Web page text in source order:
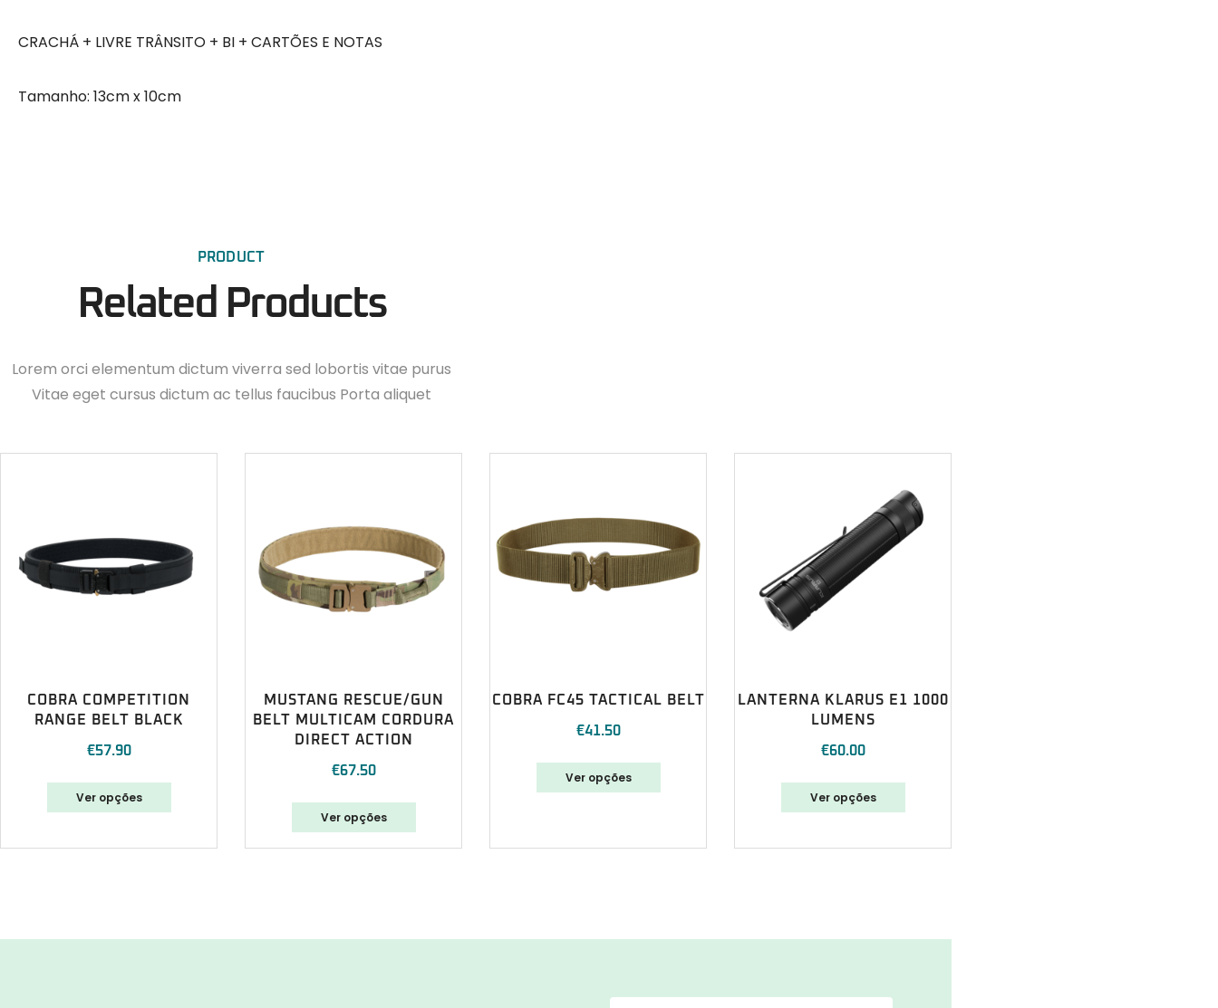
CRACHÁ + LIVRE TRÂNSITO + BI + CARTÕES E NOTAS
Tamanho: 13cm x 10cm
PRODUCT
Related Products
Lorem orci elementum dictum viverra sed lobortis vitae purus
Vitae eget cursus dictum ac tellus faucibus Porta aliquet
COBRA COMPETITION
RANGE BELT BLACK
€57.90
Ver opções
MUSTANG RESCUE/GUN
BELT MULTICAM CORDURA
DIRECT ACTION
€67.50
Ver opções
COBRA FC45 TACTICAL BELT
€41.50
Ver opções
LANTERNA KLARUS E1 1000
LUMENS
€60.00
Ver opções